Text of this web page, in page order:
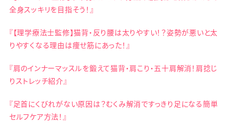
全身スッキリを目指そう！』
『【理学療法士監修】猫背・反り腰は太りやすい！？姿勢が悪いと太
りやすくなる理由は痩せ筋にあった！』
『肩のインナーマッスルを鍛えて猫背・肩こり・五十肩解消！肩捻じ
りストレッチ紹介』
『足首にくびれがない原因は？むくみ解消ですっきり足になる簡単
セルフケア方法！』